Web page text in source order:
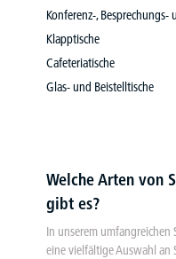
Konferenz-,
Klapptische
Cafeteriatische
Glas- und Beistelltische
Welche Arten von
gibt es?
In unserem
eine vielfältige Auswahl an